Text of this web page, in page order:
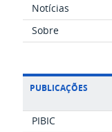
Notícias
Sobre
PUBLICAÇÕES
PIBIC